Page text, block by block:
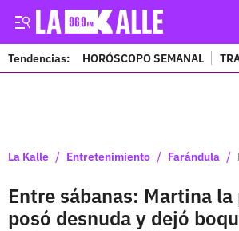
Tendencias: HORÓSCOPO SEMANAL
La Kalle / Entretenimiento / Farándula /
Entre sábanas: Martina
posó desnuda y dejó